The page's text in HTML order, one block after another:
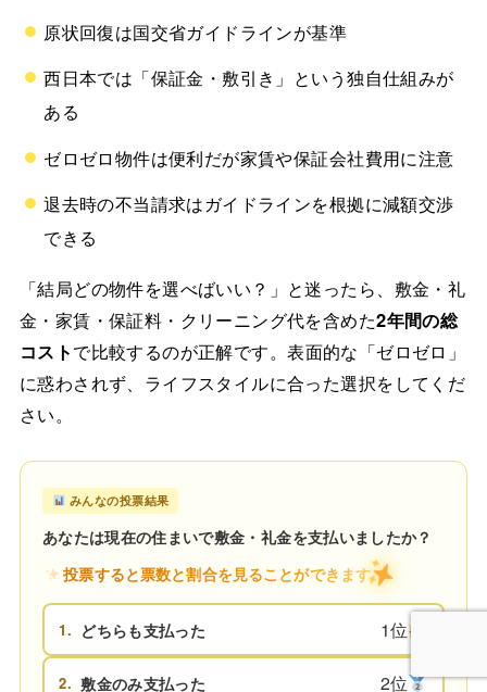
原状回復は国交省ガイドラインが基準
西日本では「保証金・敷引き」という独自仕組みが
ある
ゼロゼロ物件は便利だが家賃や保証会社費用に注意
退去時の不当請求はガイドラインを根拠に減額交渉
できる
「結局どの物件を選べばいい？」と迷ったら、敷金・礼
金・家賃・保証料・クリーニング代を含めた2年間の総
コストで比較するのが正解です。表面的な「ゼロゼロ」
に惑わされず、ライフスタイルに合った選択をしてくだ
さい。
みんなの投票結果
あなたは現在の住まいで敷金・礼金を支払いましたか？
投票すると票数と割合を見ることができます
1. どちらも支払った 1位
2. 敷金のみ支払った 2位